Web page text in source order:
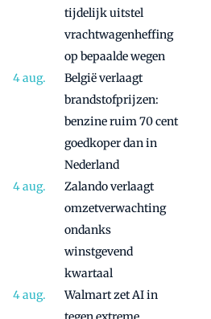
tijdelijk uitstel
vrachtwagenheffing
op bepaalde wegen
België verlaagt
brandstofprijzen:
benzine ruim 70 cent
goedkoper dan in
Nederland
Zalando verlaagt
omzetverwachting
ondanks
winstgevend
kwartaal
Walmart zet AI in